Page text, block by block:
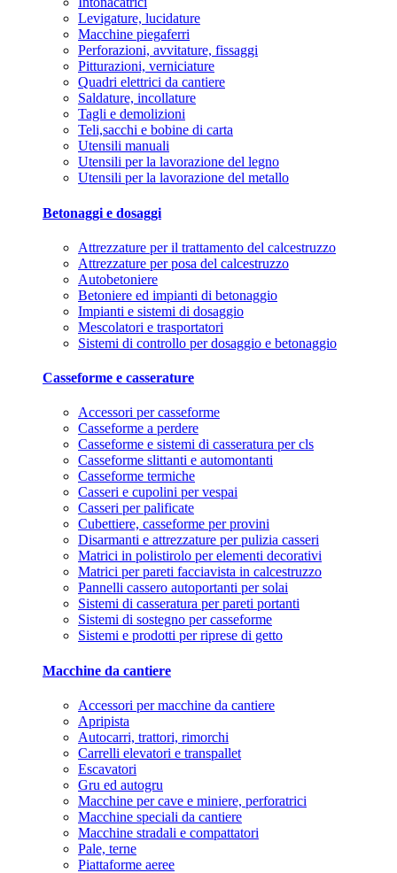
Levigature, lucidature
Macchine piegaferri
Perforazioni, avvitature, fissaggi
Pitturazioni, verniciature
Quadri elettrici da cantiere
Saldature, incollature
Tagli e demolizioni
Teli,sacchi e bobine di carta
Utensili manuali
Utensili per la lavorazione del legno
Utensili per la lavorazione del metallo
Betonaggi e dosaggi
Attrezzature per il trattamento del calcestruzzo
Attrezzature per posa del calcestruzzo
Autobetoniere
Betoniere ed impianti di betonaggio
Impianti e sistemi di dosaggio
Mescolatori e trasportatori
Sistemi di controllo per dosaggio e betonaggio
Casseforme e casserature
Accessori per casseforme
Casseforme a perdere
Casseforme e sistemi di casseratura per cls
Casseforme slittanti e automontanti
Casseforme termiche
Casseri e cupolini per vespai
Casseri per palificate
Cubettiere, casseforme per provini
Disarmanti e attrezzature per pulizia casseri
Matrici in polistirolo per elementi decorativi
Matrici per pareti facciavista in calcestruzzo
Pannelli cassero autoportanti per solai
Sistemi di casseratura per pareti portanti
Sistemi di sostegno per casseforme
Sistemi e prodotti per riprese di getto
Macchine da cantiere
Accessori per macchine da cantiere
Apripista
Autocarri, trattori, rimorchi
Carrelli elevatori e transpallet
Escavatori
Gru ed autogru
Macchine per cave e miniere, perforatrici
Macchine speciali da cantiere
Macchine stradali e compattatori
Pale, terne
Piattaforme aeree